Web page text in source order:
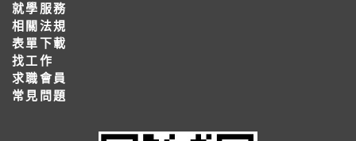
就學服務
相關法規
表單下載
找工作
求職會員
常見問題